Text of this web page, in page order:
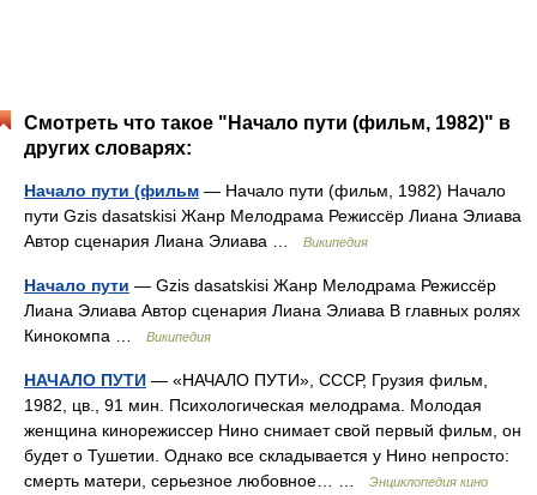
Смотреть что такое "Начало пути (фильм, 1982)" в
других словарях:
Начало пути (фильм — Начало пути (фильм, 1982) Начало
пути Gzis dasatskisi Жанр Мелодрама Режиссёр Лиана Элиава
Автор сценария Лиана Элиава …
Википедия
Начало пути — Gzis dasatskisi Жанр Мелодрама Режиссёр
Лиана Элиава Автор сценария Лиана Элиава В главных ролях
Кинокомпа …
Википедия
НАЧАЛО ПУТИ — «НАЧАЛО ПУТИ», СССР, Грузия фильм,
1982, цв., 91 мин. Психологическая мелодрама. Молодая
женщина кинорежиссер Нино снимает свой первый фильм, он
будет о Тушетии. Однако все складывается у Нино непросто:
смерть матери, серьезное любовное… …
Энциклопедия кино